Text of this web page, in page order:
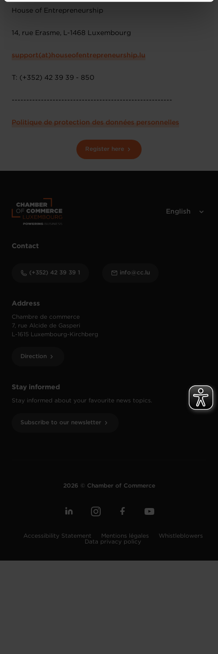
Charte d’usage des cookies
House of Entrepreneurship
14, rue Erasme, L-1468 Luxembourg
support(at)houseofentrepreneurship.lu
T: (+352) 42 39 39 - 850
-------------------------------------------------------
Politique de protection des données personnelles
Register here
Stay informed
Stay informed about your favourite news topics.
Subscribe to our newsletter
Address
Chambre de commerce
7, rue Alcide de Gasperi
L-1615 Luxembourg-Kirchberg
Direction
Contact
(+352) 42 39 39 1 info@cc.lu
2026 © Chamber of Commerce
Accessibility Statement Mentions légales
Whistleblowers
Data privacy policy